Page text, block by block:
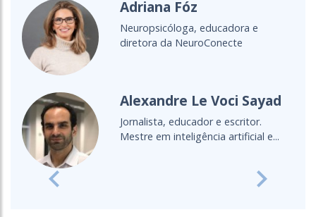
Cristine Takuá
É do povo Maxacali, filósofa,
educadora, aprendiz de parteira.
Cultura Oceânica
Entenda a importância de levar o
oceano para a sala de aula
Previous Next